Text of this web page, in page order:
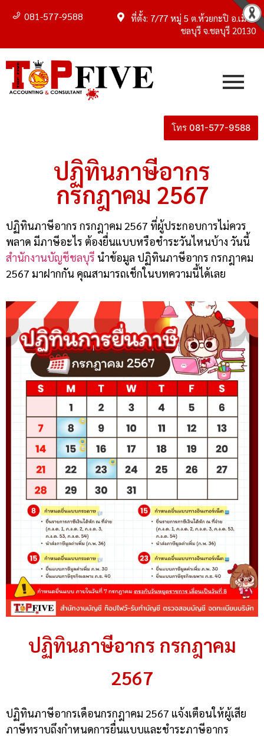
081-577-9588
ที่ตั้ง: 7/77 หมู่ 5 ต.ห้วยกะปิ อ.เมือง
ชลบุรี จ.ชลบุรี 20130
โทร 081-577-9588
ปฏิทินภาษีอากร
กรกฎาคม 2567
ปฏิทินภาษีอากร กรกฎาคม 2567 ที่ผู้ประกอบการไม่ควร
พลาด มีภาษีอะไร ต้องยื่นแบบหรือชำระวันไหนบ้าง วันนี้
สำนักงานบัญชีชลบุรี นำข้อมูล ปฏิทินภาษีอากร กรกฎาคม
2567 มาฝากกัน คุณสามารถเช็กในบทความนี้ได้เลย
ปฏิทินภาษีอากร กรกฎาคม
2567
ปฏิทินภาษีอากรเดือนกรกฎาคม 2567 แจ้งเตือนให้ผู้เสีย
ภาษีทราบถึงกำหนดการยื่นแบบและชำระภาษีอากร